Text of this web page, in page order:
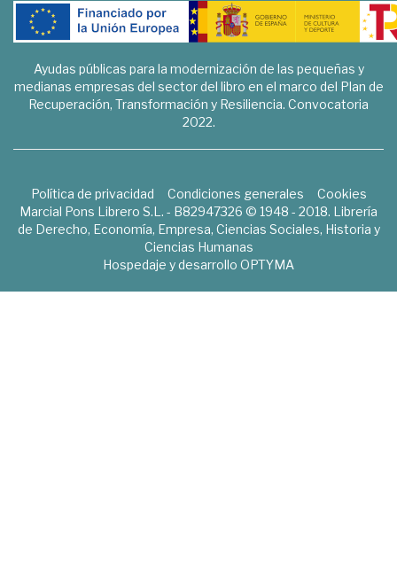
Ayudas públicas para la modernización de las pequeñas y
medianas empresas del sector del libro en el marco del Plan de
Recuperación, Transformación y Resiliencia. Convocatoria
2022.
Política de privacidad Condiciones generales
Cookies
Marcial Pons Librero S.L. - B82947326 © 1948 - 2018. Librería
de Derecho, Economía, Empresa, Ciencias Sociales, Historia y
Ciencias Humanas
Hospedaje y desarrollo OPTYMA